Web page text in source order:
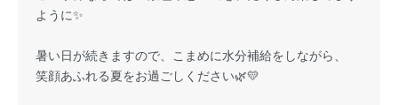
ように✨
暑い日が続きますので、こまめに水分補給をしながら、
笑顔あふれる夏をお過ごしください🌿💛